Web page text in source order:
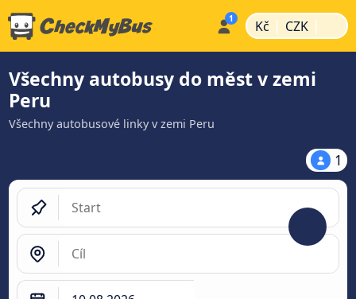
Kč | CZK |
Všechny autobusy do měst v zemi
Peru
Všechny autobusové linky v zemi Peru
1